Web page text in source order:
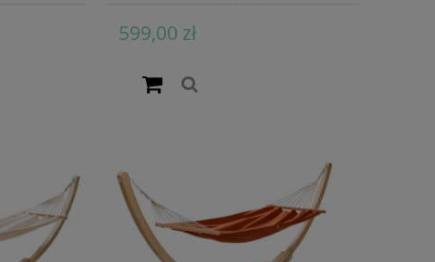
599,00 zł